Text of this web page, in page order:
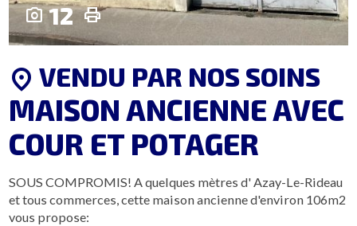
photo_camera12print
location_on VENDU PAR NOS SOINS
MAISON ANCIENNE AVEC
COUR ET POTAGER
SOUS COMPROMIS! A quelques mètres d' Azay-Le-Rideau
et tous commerces, cette maison ancienne d'environ 106m2
vous propose: